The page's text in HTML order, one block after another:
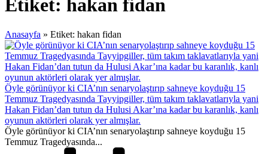
Etiket: hakan fidan
Anasayfa » Etiket: hakan fidan
Öyle görünüyor ki CIA’nın senaryolaştırıp sahneye koyduğu 15
Temmuz Tragedyasında Tayyipgiller, tüm takım taklavatlarıyla yani
Hakan Fidan’dan tutun da Hulusi Akar’ına kadar bu karanlık, kanlı
oyunun aktörleri olarak yer almışlar.
Öyle görünüyor ki CIA’nın senaryolaştırıp sahneye koyduğu 15
Temmuz Tragedyasında...